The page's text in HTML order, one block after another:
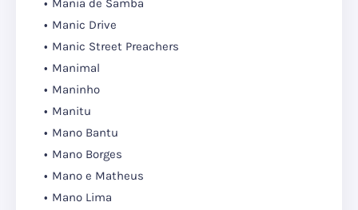
Mania de Samba
Manic Drive
Manic Street Preachers
Manimal
Maninho
Manitu
Mano Bantu
Mano Borges
Mano e Matheus
Mano Lima